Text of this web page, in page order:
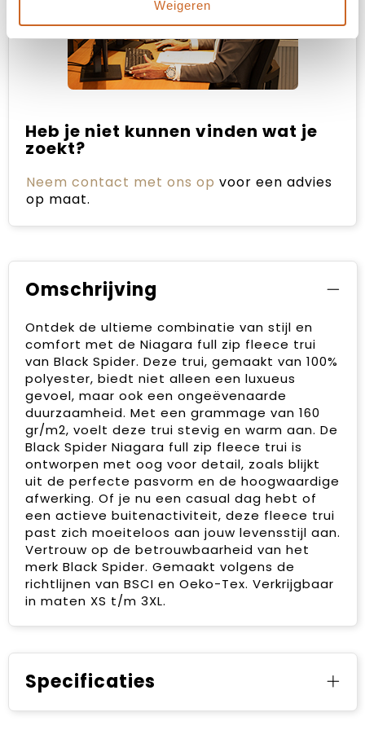
Weigeren
Heb je niet kunnen vinden wat je
zoekt?
Neem contact met ons op voor een advies
op maat.
Omschrijving
Ontdek de ultieme combinatie van stijl en
comfort met de Niagara full zip fleece trui
van Black Spider. Deze trui, gemaakt van 100%
polyester, biedt niet alleen een luxueus
gevoel, maar ook een ongeëvenaarde
duurzaamheid. Met een grammage van 160
gr/m2, voelt deze trui stevig en warm aan. De
Black Spider Niagara full zip fleece trui is
ontworpen met oog voor detail, zoals blijkt
uit de perfecte pasvorm en de hoogwaardige
afwerking. Of je nu een casual dag hebt of
een actieve buitenactiviteit, deze fleece trui
past zich moeiteloos aan jouw levensstijl aan.
Vertrouw op de betrouwbaarheid van het
merk Black Spider. Gemaakt volgens de
richtlijnen van BSCI en Oeko-Tex. Verkrijgbaar
in maten XS t/m 3XL.
Specificaties